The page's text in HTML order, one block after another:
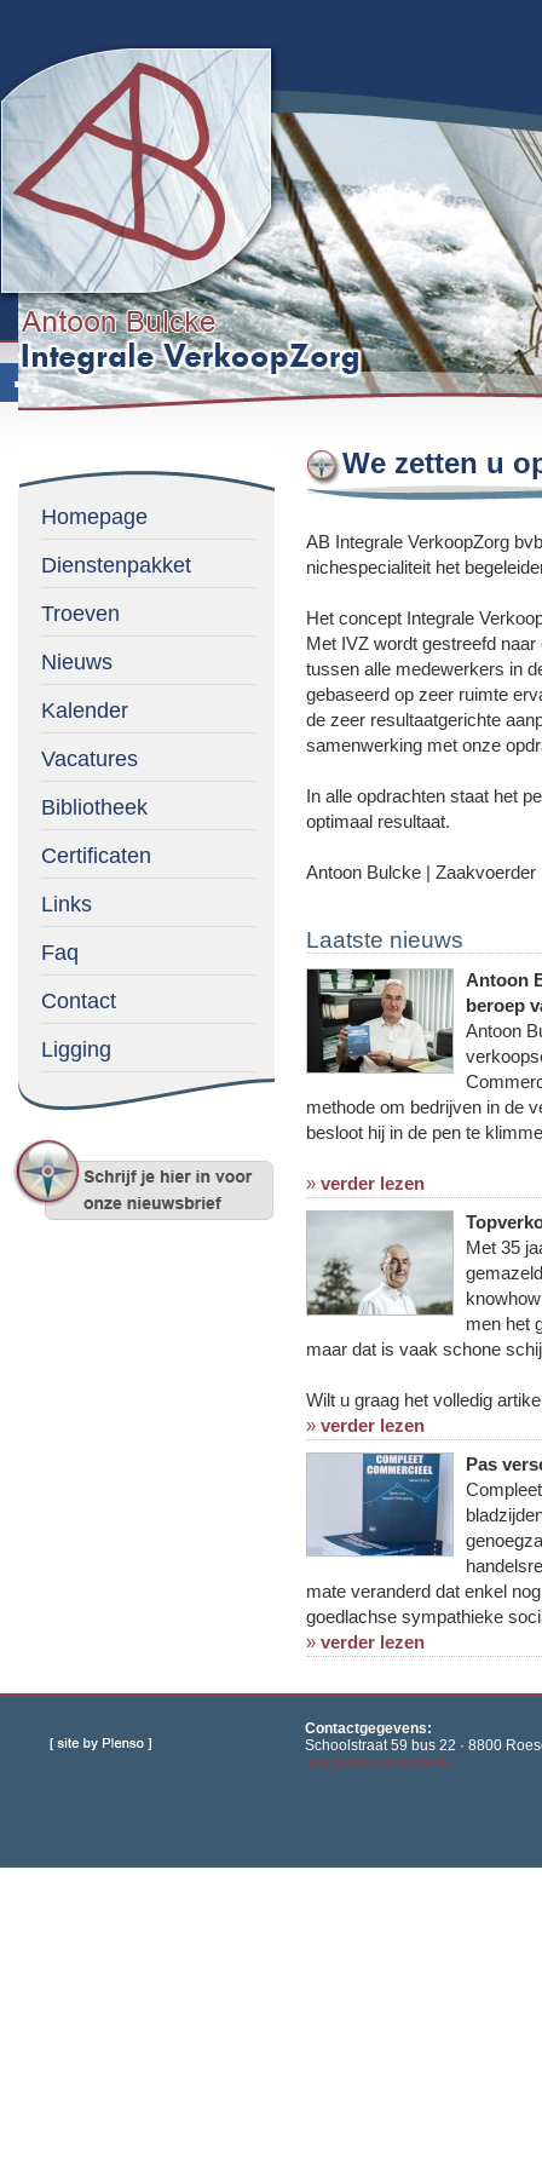
Homepage
Dienstenpakket
Troeven
Nieuws
Kalender
Vacatures
Bibliotheek
Certificaten
Links
Faq
Contact
Ligging
We zetten u
AB Integrale VerkoopZorg
nichespecialiteit het
Het concept Integrale
Met IVZ wordt gestreefd
tussen alle medewerkers in
gebaseerd op zeer ruimte
de zeer resultaatgerichte
samenwerking met onze
In alle opdrachten staat het
optimaal resultaat.
Antoon Bulcke | Zaakvoerder
Laatste nieuws
Antoon
beroep
Antoon
methode om bedrijven in de
besloot hij in de pen te
» verder lezen
Met 35
men het
maar dat is vaak schone
Wilt u graag het volledig
» verder lezen
Pas
mate veranderd dat enkel
goedlachse sympathieke
» verder lezen
Contactgegevens:
Schoolstraat 59 bus 22 · 8800
info@antoonbulcke.be